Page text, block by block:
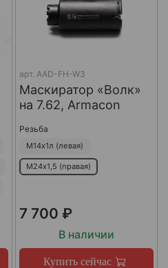
арт. AAD-FH-W3
Маскиратор «Волк»
на 7.62, Armacon
Резьба
М14х1л (левая)
М24х1,5 (правая)
7 700 ₽
В наличии
Купить сейчас